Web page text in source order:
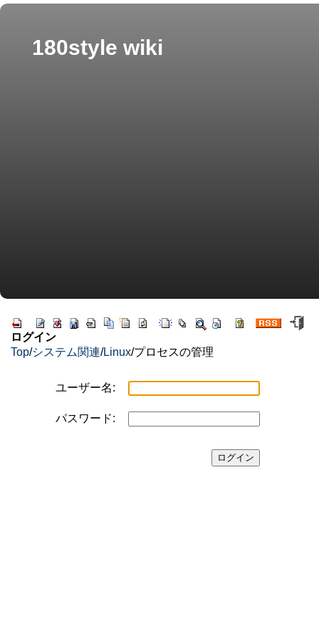
180style wiki
ログイン
Top/システム関連/Linux/プロセスの管理
ユーザー名:
パスワード: